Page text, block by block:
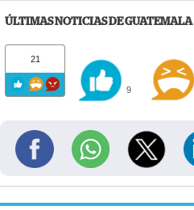
ÚLTIMAS NOTICIAS DE GUATEMALA
21
9